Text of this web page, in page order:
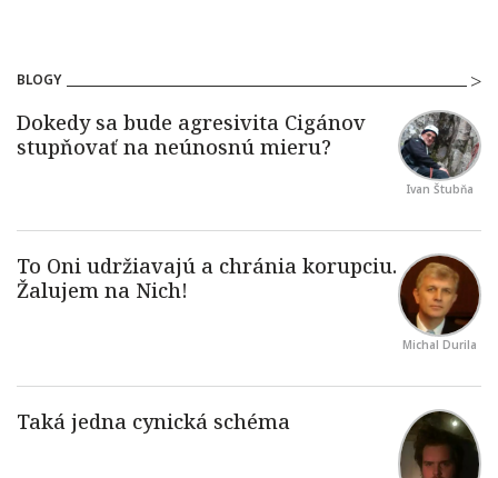
BLOGY
Ivan Štubňa
Michal Durila